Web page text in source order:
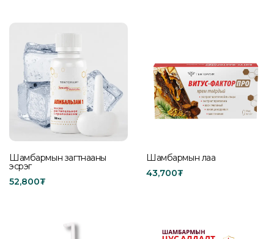
Шамбармын загтнааны
эсрэг
52,800₮
Шамбармын лаа
43,700₮